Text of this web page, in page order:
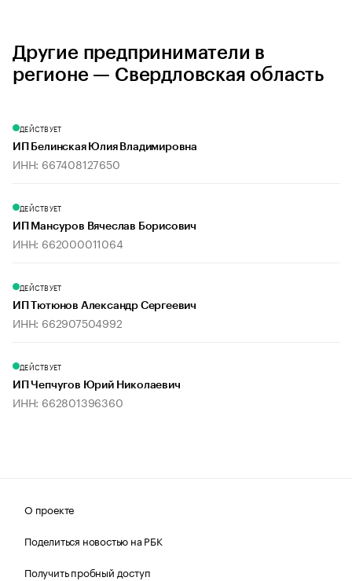
Другие предприниматели в
регионе — Свердловская область
ДЕЙСТВУЕТ
ИП Белинская Юлия Владимировна
ИНН: 667408127650
ДЕЙСТВУЕТ
ИП Мансуров Вячеслав Борисович
ИНН: 662000011064
ДЕЙСТВУЕТ
ИП Тютюнов Александр Сергеевич
ИНН: 662907504992
ДЕЙСТВУЕТ
ИП Чепчугов Юрий Николаевич
ИНН: 662801396360
О проекте
Поделиться новостью на РБК
Получить пробный доступ